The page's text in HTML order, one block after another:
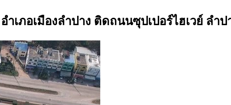
เภอเมืองลำปาง ติดถนนซุปเปอร์ไฮเวย์ ลำปา